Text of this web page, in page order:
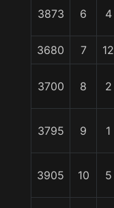
3873 6 4
3680 7 12
3700 8 2
3795 9 1
3905 10 5